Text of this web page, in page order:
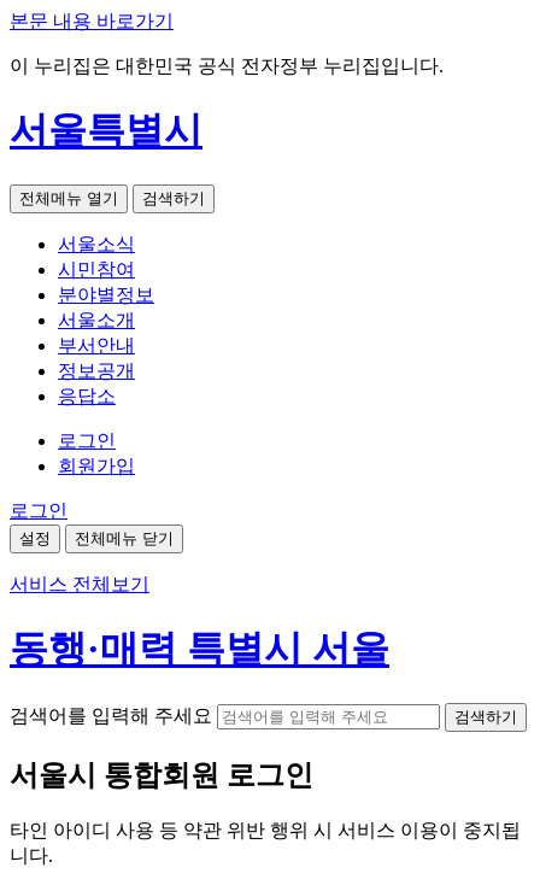
본문 내용 바로가기
이 누리집은 대한민국 공식 전자정부 누리집입니다.
서울특별시
전체메뉴 열기 검색하기
서울소식
시민참여
분야별정보
서울소개
부서안내
정보공개
응답소
로그인
회원가입
로그인
설정 전체메뉴 닫기
서비스 전체보기
동행·매력 특별시 서울
검색어를 입력해 주세요 검색하기
서울시 통합회원 로그인
타인 아이디 사용 등 약관 위반 행위 시 서비스 이용이 중지됩
니다.